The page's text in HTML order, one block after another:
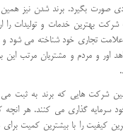
صورت بگیرد. برند شدن نیز
بهترین خدمات و تولیدات را
علامت تجاری خود شناخته می شود
اور و مردم و مشتریان مرتب این
شرکت هایی که برند به ثبت می
سرمایه گذاری می کنند. هر انچه
کیفیت را با بیشترین کمیت برای